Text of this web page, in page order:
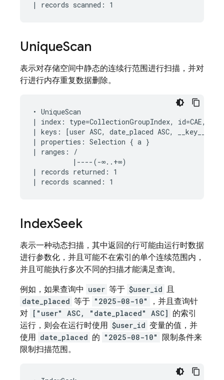
UniqueScan
表示对存储空间中静态的连续行范围进行扫描，并对
行进行内存重复数据删除。
• UniqueScan
| index: type=CollectionGroupIndex, id=CAE,
| keys: [user ASC, date_placed ASC, __key__
| properties: Selection { a }
| ranges: /
          |----(-∞..+∞)
| records returned: 1
IndexSeek
表示一种动态扫描，其中返回的行可能由运行时数据
进行参数化，并且可能不在索引的单个连续范围内，
并且可能执行多次不同的扫描才能满足查询。
例如，如果查询中 user 等于 $user_id 且
date_placed 等于 "2025-08-10"
，并且查询针
对 ["user" ASC, "date_placed" ASC] 的索引
运行，则会在运行时使用 $user_id 变量的值，并
使用 date_placed 的 "2025-08-10"
限制条件来
限制扫描范围。